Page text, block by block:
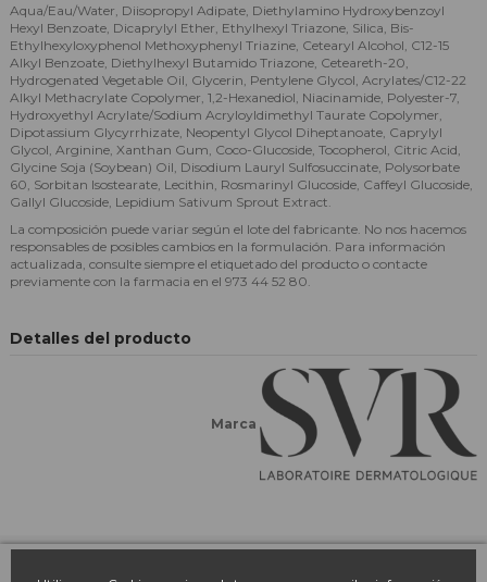
Aqua/Eau/Water, Diisopropyl Adipate, Diethylamino Hydroxybenzoyl
Hexyl Benzoate, Dicaprylyl Ether, Ethylhexyl Triazone, Silica, Bis-
Ethylhexyloxyphenol Methoxyphenyl Triazine, Cetearyl Alcohol, C12-15
Alkyl Benzoate, Diethylhexyl Butamido Triazone, Ceteareth-20,
Hydrogenated Vegetable Oil, Glycerin, Pentylene Glycol, Acrylates/C12-22
Alkyl Methacrylate Copolymer, 1,2-Hexanediol, Niacinamide, Polyester-7,
Hydroxyethyl Acrylate/Sodium Acryloyldimethyl Taurate Copolymer,
Dipotassium Glycyrrhizate, Neopentyl Glycol Diheptanoate, Caprylyl
Glycol, Arginine, Xanthan Gum, Coco-Glucoside, Tocopherol, Citric Acid,
Glycine Soja (Soybean) Oil, Disodium Lauryl Sulfosuccinate, Polysorbate
60, Sorbitan Isostearate, Lecithin, Rosmarinyl Glucoside, Caffeyl Glucoside,
Gallyl Glucoside, Lepidium Sativum Sprout Extract.
La composición puede variar según el lote del fabricante. No nos hacemos
responsables de posibles cambios en la formulación. Para información
actualizada, consulte siempre el etiquetado del producto o contacte
previamente con la farmacia en el 973 44 52 80.
Detalles del producto
Marca